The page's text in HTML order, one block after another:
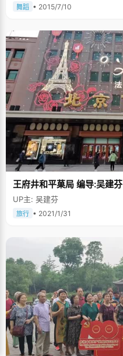
舞蹈 • 2015/7/10
王府井和平菓局 编导:吴建芬
UP主: 吴建芬
旅行 • 2021/1/31